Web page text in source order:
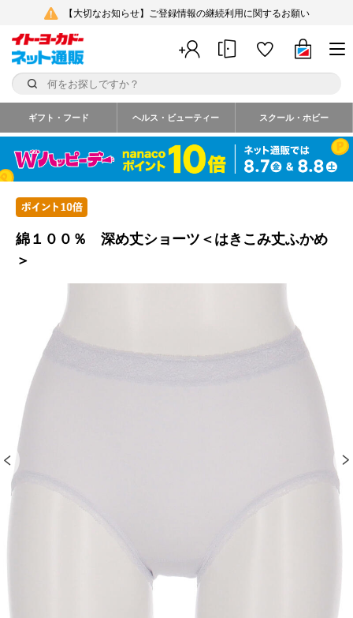
【大切なお知らせ】ご登録情報の継続利用に関するお願い
ギフト・フード ヘルス・ビューティー スクール・ホビー
綿１００％ 深め丈ショーツ＜はきこみ丈ふかめ
＞